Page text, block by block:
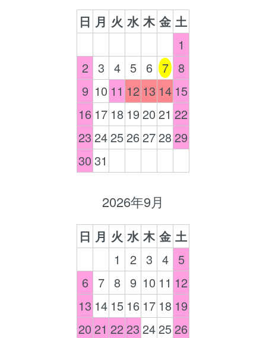
日 月 火 水 木 金 土
1
2 3 4 5 6 7 8
9 10 11 12 13 14 15
16 17 18 19 20 21 22
23 24 25 26 27 28 29
30 31
2026年9月
日 月 火 水 木 金 土
1
2 3 4 5
6
7 8 9 10 11 12
13 14 15 16 17 18 19
20 21 22 23 24 25 26